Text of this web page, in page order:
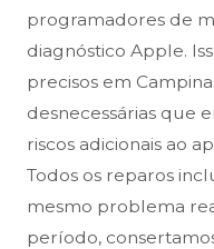
programadores de
diagnóstico Apple.
precisos em
desnecessárias que
riscos adicionais ao
Todos os reparos
mesmo problema
período,